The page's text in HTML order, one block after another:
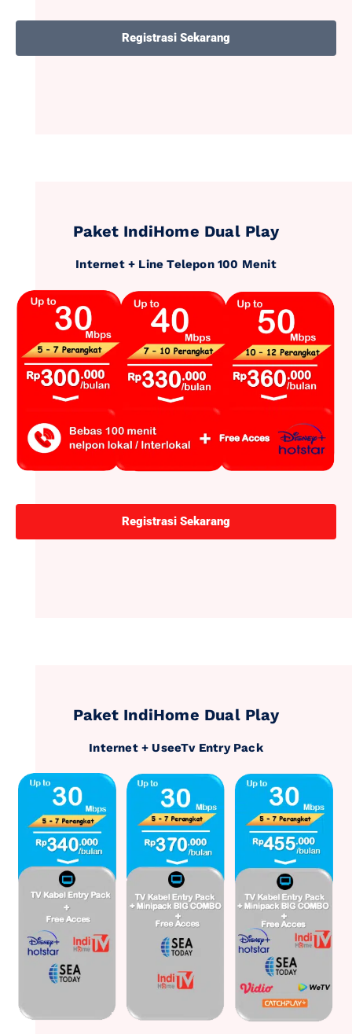
Registrasi Sekarang
Paket IndiHome Dual Play
Internet + Line Telepon 100 Menit
Registrasi Sekarang
Paket IndiHome Dual Play
Internet + UseeTv Entry Pack